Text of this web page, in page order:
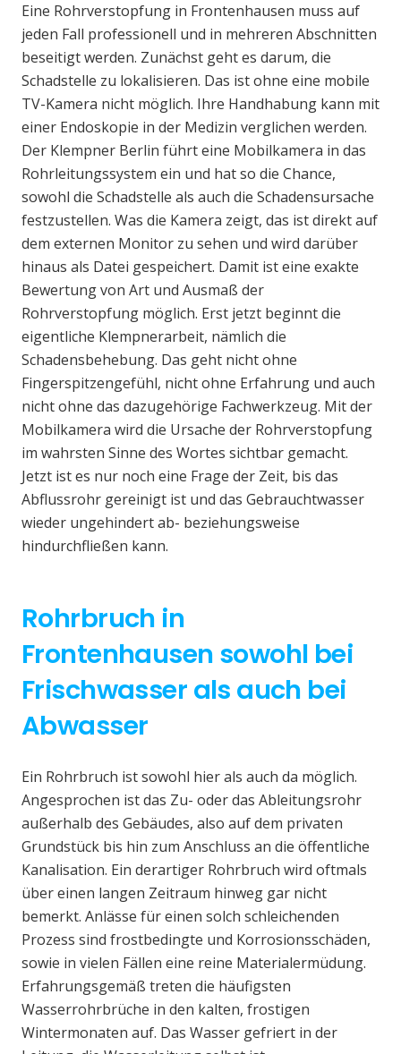
Eine Rohrverstopfung in Frontenhausen muss auf
jeden Fall professionell und in mehreren Abschnitten
beseitigt werden. Zunächst geht es darum, die
Schadstelle zu lokalisieren. Das ist ohne eine mobile
TV-Kamera nicht möglich. Ihre Handhabung kann mit
einer Endoskopie in der Medizin verglichen werden.
Der Klempner Berlin führt eine Mobilkamera in das
Rohrleitungssystem ein und hat so die Chance,
sowohl die Schadstelle als auch die Schadensursache
festzustellen. Was die Kamera zeigt, das ist direkt auf
dem externen Monitor zu sehen und wird darüber
hinaus als Datei gespeichert. Damit ist eine exakte
Bewertung von Art und Ausmaß der
Rohrverstopfung möglich. Erst jetzt beginnt die
eigentliche Klempnerarbeit, nämlich die
Schadensbehebung. Das geht nicht ohne
Fingerspitzengefühl, nicht ohne Erfahrung und auch
nicht ohne das dazugehörige Fachwerkzeug. Mit der
Mobilkamera wird die Ursache der Rohrverstopfung
im wahrsten Sinne des Wortes sichtbar gemacht.
Jetzt ist es nur noch eine Frage der Zeit, bis das
Abflussrohr gereinigt ist und das Gebrauchtwasser
wieder ungehindert ab- beziehungsweise
hindurchfließen kann.
Rohrbruch in
Frontenhausen sowohl bei
Frischwasser als auch bei
Abwasser
Ein Rohrbruch ist sowohl hier als auch da möglich.
Angesprochen ist das Zu- oder das Ableitungsrohr
außerhalb des Gebäudes, also auf dem privaten
Grundstück bis hin zum Anschluss an die öffentliche
Kanalisation. Ein derartiger Rohrbruch wird oftmals
über einen langen Zeitraum hinweg gar nicht
bemerkt. Anlässe für einen solch schleichenden
Prozess sind frostbedingte und Korrosionsschäden,
sowie in vielen Fällen eine reine Materialermüdung.
Erfahrungsgemäß treten die häufigsten
Wasserrohrbrüche in den kalten, frostigen
Wintermonaten auf. Das Wasser gefriert in der